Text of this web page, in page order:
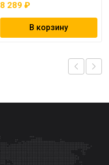
8 289₽
В корзину